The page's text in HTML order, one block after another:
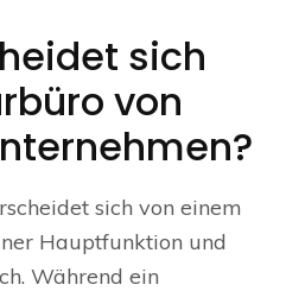
sich
von
sich von einem
Hauptfunktion und
Während ein